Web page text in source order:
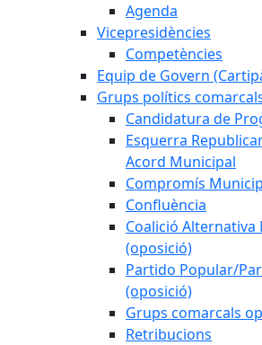
Agenda
Vicepresidències
Competències
Equip de Govern
Grups polítics
Candidatura de
Esquerra
Acord Municipal
Compromís
Confluència
Coalició
(oposició)
Partido Popular/
(oposició)
Grups comarcals
Retribucions